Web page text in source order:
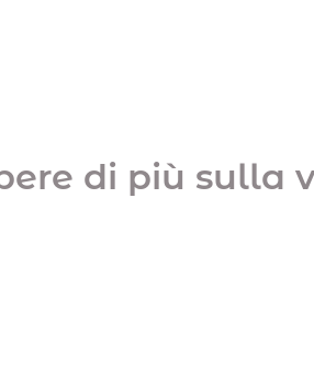
di più sulla